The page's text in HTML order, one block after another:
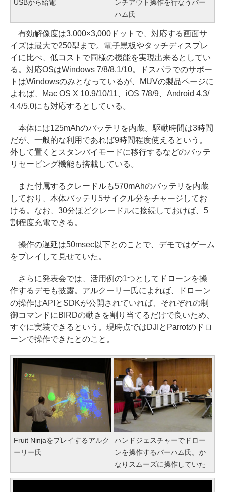
USBから給電
ンチアウト操作を行なうパー
ハム氏
有効解像度は3,000×3,000ドットで、対応する画面サ
イズは最大で250型まで。電子黒板やタッチディスプレ
イに比べ、低コストで同様の機能を実現出来るとしてい
る。対応OSはWindows 7/8/8.1/10。ドスパラでのサポー
トはWindowsのみとなっているが、MUVの製品ページに
よれば、Mac OS X 10.9/10/11、iOS 7/8/9、Android 4.3/
4.4/5.0にも対応するとしている。
本体には125mAhのバッテリを内蔵。駆動時間は3時間
だが、一般的な利用であれば9時間程度使えるという。
外して置くとスタンバイモードに移行するなどのバッテ
リセービング機能も搭載している。
また付属するクレードルも570mAhのバッテリを内蔵
しており、本体バッテリ5サイクル分をチャージしてお
ける。なお、30分ほどクレードルに接続しておけば、5
割程度充電できる。
操作の遅延は50msec以下とのことで、デモではゲーム
をプレイして見せていた。
さらに発表会では、活用例の1つとしてドローンを操
作するデモも披露。アルクーリー氏によれば、ドローン
の操作はAPIとSDKが公開されていれば、それぞれの制
御コマンドにBIRDの動きを割り当てるだけで良いため、
すぐに実装できるという。現時点ではDJIとParrotのドロ
ーンで操作できたとのこと。
Fruit Ninjaをプレイするアルク
ーリー氏
ハンドジェスチャーでドロー
ンを操作するパーハム氏。か
なりスムーズに操作していた